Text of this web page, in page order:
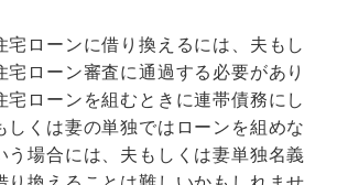
宅ローンに借り換えるには、夫もし
宅ローン審査に通過する必要があり
宅ローンを組むときに連帯債務にし
しくは妻の単独ではローンを組めな
う場合には、夫もしくは妻単独名義